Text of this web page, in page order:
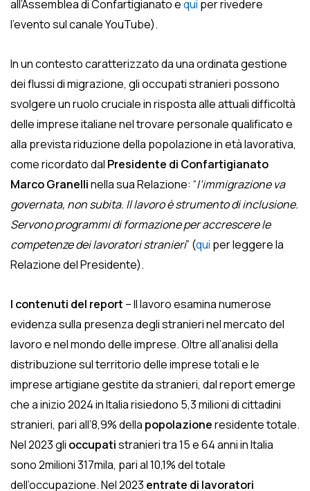
all’Assemblea di Confartigianato equi per rivedere
l’evento sul canale YouTube).
In un contesto caratterizzato da una ordinata gestione
dei flussi di migrazione, gli occupati stranieri possono
svolgere un ruolo cruciale in risposta alle attuali difficoltà
delle imprese italiane nel trovare personale qualificato e
alla prevista riduzione della popolazione in età lavorativa,
come ricordato dal Presidente di Confartigianato
Marco Granellinella sua Relazione: “l’immigrazione va
governata, non subita. Il lavoro è strumento di inclusione.
Servono programmi di formazione per accrescere le
competenze dei lavoratori stranieri” (qui per leggere la
Relazione del Presidente).
I contenuti del report – Il lavoro esamina numerose
evidenza sulla presenza degli stranieri nel mercato del
lavoro e nel mondo delle imprese. Oltre all’analisi della
distribuzione sul territorio delle imprese totali e le
imprese artigiane gestite da stranieri, dal report emerge
che a inizio 2024 in Italia risiedono 5,3 milioni di cittadini
stranieri, pari all’8,9% della popolazioneresidente totale.
Nel 2023 gli occupatistranieri tra 15 e 64 anni in Italia
sono 2milioni 317mila, pari al 10,1% del totale
dell’occupazione. Nel 2023 entrate di lavoratori